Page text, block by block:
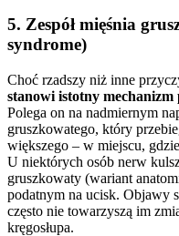
5. Zespół mięśnia
syndrome)
Choć rzadszy niż inne
stanowi istotny
Polega on na nadmiernym
gruszkowatego, który
większego – w miejscu,
U niektórych osób nerw
gruszkowaty (wariant
podatnym na ucisk. Objawy
często nie towarzyszą im
kręgosłupa.